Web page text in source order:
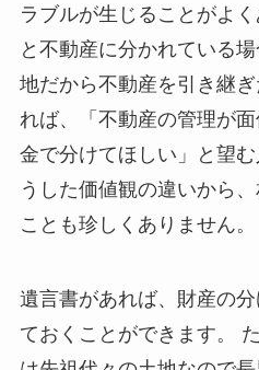
ラブルが生じることがよ
と不動産に分かれている
地だから不動産を引き継
れば、「不動産の管理が
金で分けてほしい」と望
うした価値観の違いから
ことも珍しくありません。
遺言書があれば、財産の
ておくことができます。